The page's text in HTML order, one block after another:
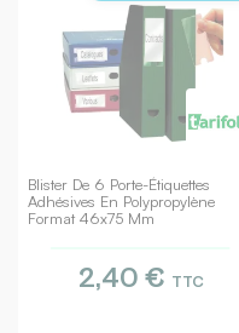
Blister De 6 Porte-Étiquettes
Adhésives En Polypropylène
Format 46x75 Mm
2,40 € TTC